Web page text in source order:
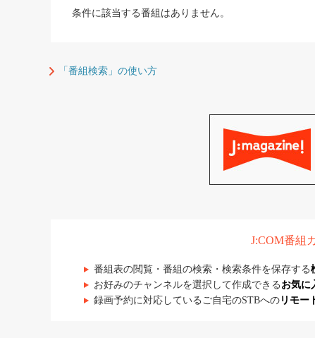
条件に該当する番組はありません。
「番組検索」の使い方
J:COM番組
番組表の閲覧・番組の検索・検索条件を保存する
お好みのチャンネルを選択して作成できる お気に
録画予約に対応しているご自宅のSTBへの リモー